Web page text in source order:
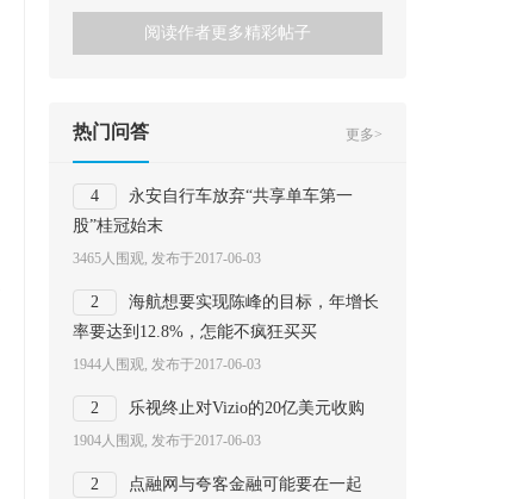
阅读作者更多精彩帖子
热门问答 更多>
4
永安自行车放弃“共享单车第一
股”桂冠始末
3465人围观, 发布于2017-06-03
2
海航想要实现陈峰的目标，年增长
率要达到12.8%，怎能不疯狂买买
1944人围观, 发布于2017-06-03
2 乐视终止对Vizio的20亿美元收购
1904人围观, 发布于2017-06-03
2
点融网与夸客金融可能要在一起